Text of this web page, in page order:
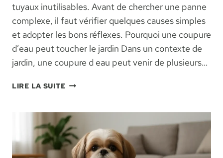
tuyaux inutilisables. Avant de chercher une panne
complexe, il faut vérifier quelques causes simples
et adopter les bons réflexes. Pourquoi une coupure
d’eau peut toucher le jardin Dans un contexte de
jardin, une coupure d eau peut venir de plusieurs…
LIRE LA SUITECOUPURE
JARDIN
:
CAUSES,
RÉFLEXES